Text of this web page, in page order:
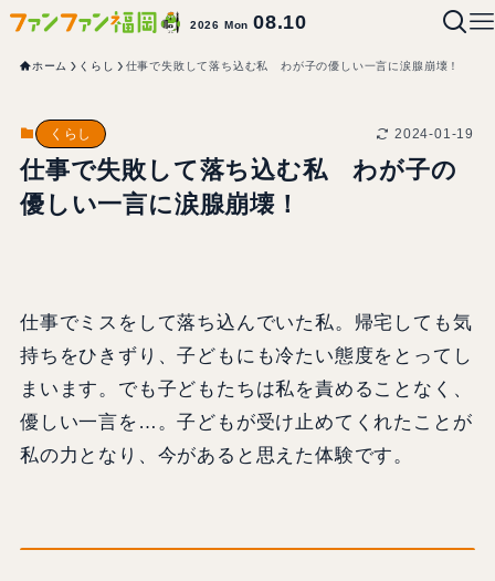
2026 Mon08.10
ホーム くらし 仕事で失敗して落ち込む私 わが子の優しい一言に涙腺崩壊！
くらし 2024-01-19
仕事で失敗して落ち込む私 わが子の
優しい一言に涙腺崩壊！
仕事でミスをして落ち込んでいた私。帰宅しても気
持ちをひきずり、子どもにも冷たい態度をとってし
まいます。でも子どもたちは私を責めることなく、
優しい一言を…。子どもが受け止めてくれたことが
私の力となり、今があると思えた体験です。